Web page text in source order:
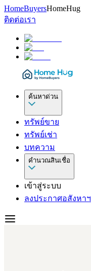
HomeBuyersHomeHug
ติดต่อเรา
ค้นหาด่วน
ทรัพย์ขาย
ทรัพย์เช่า
บทความ
คำนวณสินเชื่อ
เข้าสู่ระบบ
ลงประกาศอสังหาฯ